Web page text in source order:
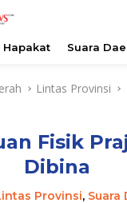
Hapakat Suara
Lintas Provinsi
Fisik
Dibina
Provinsi, Suara